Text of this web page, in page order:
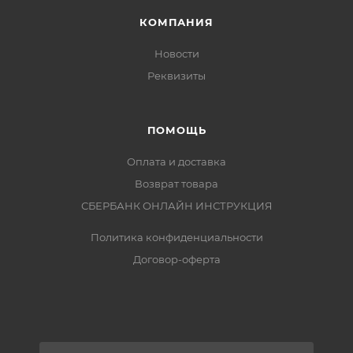
КОМПАНИЯ
Новости
Реквизиты
ПОМОЩЬ
Оплата и доставка
Возврат товара
СБЕРБАНК ОНЛАЙН ИНСТРУКЦИЯ
Политика конфиденциальности
Договор-оферта